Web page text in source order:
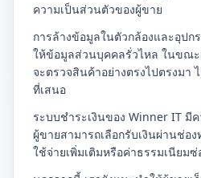
ความเป็นส่วนตัวของผู้ขาย
การล้างข้อมูลในตัวกล้องและอุปก
ให้ข้อมูลส่วนบุคคลรั่วไหล ในขณะ
จะตรวจสินค้าอย่างตรงไปตรงมา
ที่เสนอ
ระบบชำระเงินของ Winner IT มี
ผู้ขายสามารถเลือกรับเงินผ่านช่อ
ใช้จ่ายเพิ่มเติมหรือค่าธรรมเนียมซ่